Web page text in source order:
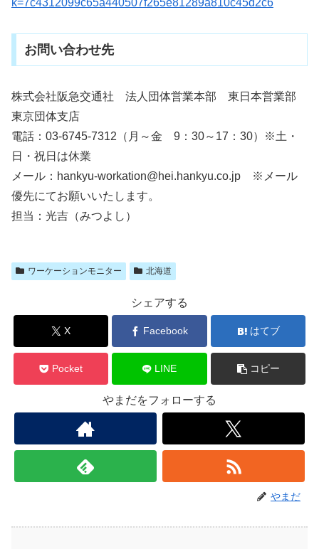
k=7c4312099c65a440507f265e81289a810c45d2c6
お問い合わせ先
株式会社阪急交通社 法人団体営業本部 東日本営業部
東京団体支店
電話：03-6745-7312（月～金 9：30～17：30）※土・
日・祝日は休業
メール：hankyu-workation@hei.hankyu.co.jp ※メール
優先にてお願いいたします。
担当：光吉（みつよし）
ワーケーションモニター 北海道
シェアする
X Facebook はてブ
Pocket LINE コピー
やまだをフォローする
やまだ